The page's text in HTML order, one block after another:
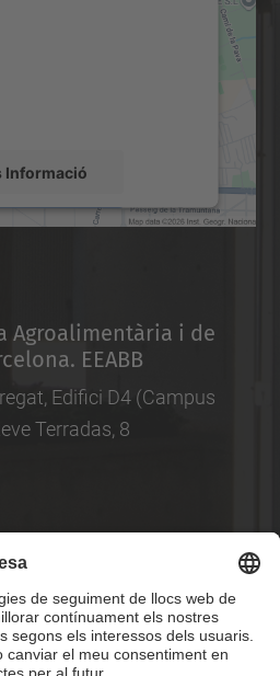
Informació
Agroalimentària i de
EEABB
Edifici D4 (Campus
Terradas, 8